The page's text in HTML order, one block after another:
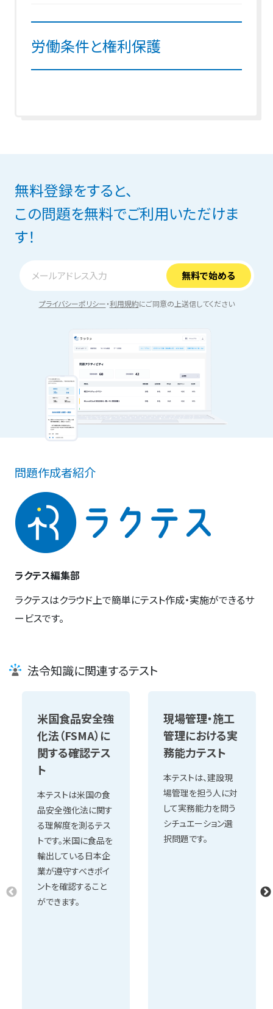
労働条件と権利保護
無料登録をすると、
この問題を無料でご利用いただけま
す！
プライバシーポリシー・利用規約にご同意の上送信してください
問題作成者紹介
ラクテス編集部
ラクテスはクラウド上で簡単にテスト作成・実施ができるサ
ービスです。
法令知識に関連するテスト
米国食品安全強
化法（FSMA）に
関する確認テス
ト
本テストは米国の食
品安全強化法に関す
る理解度を測るテス
トです。米国に食品を
輸出している日本企
業が遵守すべきポイ
ントを確認すること
ができます。
現場管理・施工
管理における実
務能力テスト
本テストは、建設現
場管理を担う人に対
して実務能力を問う
シチュエーション選
択問題です。